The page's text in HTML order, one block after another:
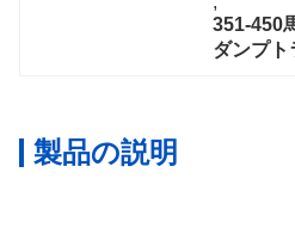
351-450
ダンプト
製品の説明